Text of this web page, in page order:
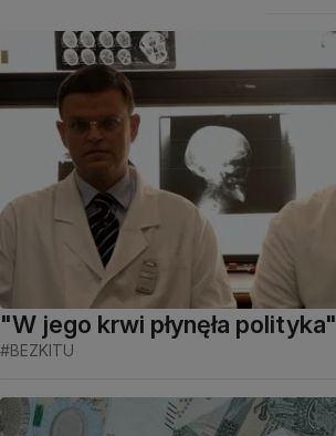
"W jego krwi płynęła polityka"
#BEZKITU